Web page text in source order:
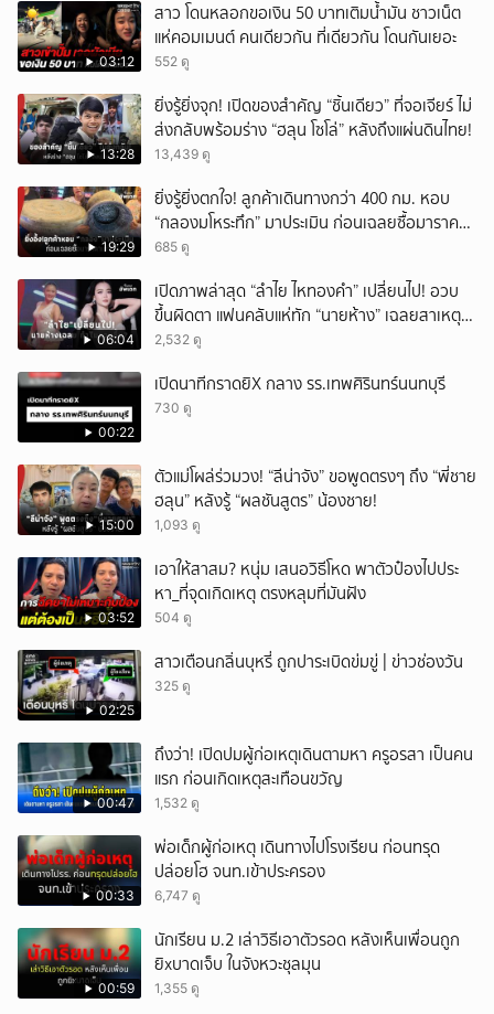
03:12
สาว โดนหลอกขอเงิน 50 บาทเติมน้ำมัน ชาวเน็ต
แห่คอมเมนต์ คนเดียวกัน ที่เดียวกัน โดนกันเยอะ
552 ดู
13:28
ยิ่งรู้ยิ่งจุก! เปิดของสำคัญ “ชิ้นเดียว” ที่จอเจียร์ ไม่
ส่งกลับพร้อมร่าง “ฮลุน โซโล่” หลังถึงแผ่นดินไทย!
13,439 ดู
19:29
ยิ่งรู้ยิ่งตกใจ! ลูกค้าเดินทางกว่า 400 กม. หอบ
“กลองมโหระทึก” มาประเมิน ก่อนเฉลยซื้อมาราคา
เท่าไหร่?
685 ดู
06:04
เปิดภาพล่าสุด “ลำไย ไหทองคำ” เปลี่ยนไป! อวบ
ขึ้นผิดตา แฟนคลับแห่ทัก “นายห้าง” เฉลยสาเหตุ
ชัด!
2,532 ดู
00:22
เปิดนาทีกราดยิX กลาง รร.เทพศิรินทร์นนทบุรี
730 ดู
15:00
ตัวแม่โผล่ร่วมวง! “ลีน่าจัง” ขอพูดตรงๆ ถึง “พี่ชาย
ฮลุน” หลังรู้ “ผลชันสูตร” น้องชาย!
1,093 ดู
03:52
เอาให้สาสม? หนุ่ม เสนอวิธีโหด พาตัวป๋องไปประ
หา_ที่จุดเกิดเหตุ ตรงหลุมที่มันฝัง
504 ดู
02:25
สาวเตือนกลิ่นบุหรี่ ถูกปาระเบิดข่มขู่ | ข่าวช่องวัน
325 ดู
00:47
ถึงว่า! เปิดปมผู้ก่อเหตุเดินตามหา ครูอรสา เป็นคน
แรก ก่อนเกิดเหตุสะเทือนขวัญ
1,532 ดู
00:33
พ่อเด็กผู้ก่อเหตุ เดินทางไปโรงเรียน ก่อนทรุด
ปล่อยโฮ จนท.เข้าประครอง
6,747 ดู
00:59
นักเรียน ม.2 เล่าวิธีเอาตัวรอด หลังเห็นเพื่อนถูก
ยิxบาดเจ็บ ในจังหวะชุลมุน
1,355 ดู